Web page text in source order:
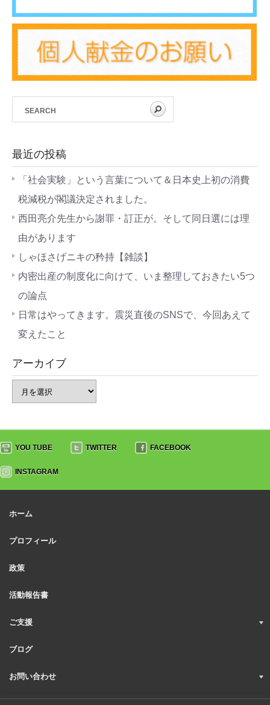
最近の投稿
「社会実験」という言葉について＆日本史上初の消費
税減税が閣議決定されました。
西田亮介先生から謝罪・訂正が。そして同日選には理
由があります
しゃほさげニキの矜持【雑談】
内密出産の制度化に向けて、いま整理しておきたい5つ
の論点
日常はやってきます。震災直後のSNSで、今回あえて
変えたこと
アーカイブ
YOU TUBE TWITTER FACEBOOK
INSTAGRAM
ホーム
プロフィール
政策
活動報告書
ご支援
ブログ
お問い合わせ